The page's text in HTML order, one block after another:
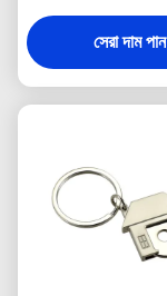
সেরা দাম পান